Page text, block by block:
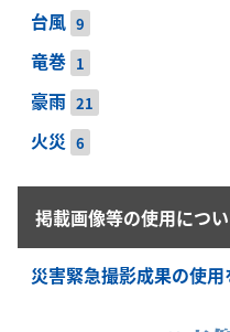
台風 9
竜巻 1
豪雨 21
火災 6
掲載画像等の使用につ
災害緊急撮影成果の使